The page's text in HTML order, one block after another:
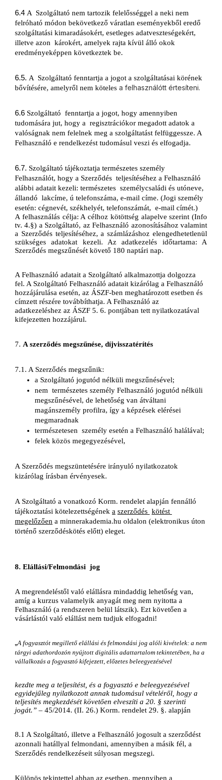
6.4 A Szolgáltató nem tartozik felelősséggel a neki nem
felróható módon bekövetkező váratlan eseményekből eredő
szolgáltatási kimaradásokért, esetleges adatveszteségekért,
illetve azon károkért, amelyek rajta kívül álló okok
eredményeképpen következtek be.
6.5. A
bővítésére, amelyről nem köteles a felhasználótt értesíteni.
6.6 Szolgáltató fenntartja a jogot, hogy amennyiben
tudomására jut, hogy a regisztrációkor megadott adatok a
valóságnak nem felelnek meg a szolgáltatást felfüggessze. A
Felhasználó e rendelkezést tudomásul veszi és elfogadja.
6.7. Szolgáltató tájékoztatja természetes személy
Felhasználót, hogy a Szerződés teljesítéséhez a Felhasználó
alábbi adatait kezeli: természetes személycsaládi és utóneve,
állandó
esetén: cégnevét, székhelyét, telefonszámát, e-mail címét.)
A felhasználás célja: A célhoz kötöttség alapelve szerint (Info
tv. 4.§) a Szolgáltató, az Felhasználó azonosításához valamint
a Szerződés teljesítéséhez, a számlázáshoz elengedhetetlenül
szükséges adatokat kezeli. Az adatkezelés időtartama: A
Szerződés megszűnését követő 180 naptári nap.
A Felhasználó adatait a Szolgáltató alkalmazottja dolgozza
fel. A Szolgáltató Felhasználó adatait kizárólag a Felhasználó
hozzájárulása esetén, az ÁSZF-ben meghatározott esetben és
címzett részére továbbíthatja. A Felhasználó az
adatkezeléshez az ÁSZF 5. 6. pontjában tett nyilatkozatával
kifejezetten hozzájárul.
7. A szerződés megszűnése, díjvisszatérítés
7.1. A Szerződés megszűnik:
a Szolgáltató jogutód nélküli megszűnésével;
nem természetes személy Felhasználó jogutód nélküli
megszűnésével, de lehetőség van átváltani
magánszemély profilra, így a képzések elérései
megmaradnak
természetesen személy esetén a Felhasználó halálával;
felek közös megegyezésével,
A Szerződés megszüntetésére irányuló nyilatkozatok
kizárólag írásban érvényesek.
A Szolgáltató a vonatkozó Korm. rendelet alapján fennálló
tájékoztatási kötelezettségének a szerződés kötést
megelőzően a minnerakademia.hu oldalon (elektronikus úton
történő szerződéskötés előtt) eleget.
8. Elállási/Felmondási jog
A megrendeléstől való elállásra mindaddig lehetőség van,
amíg a kurzus valamelyik anyagát meg nem nyitotta a
Felhasználó (a rendszeren belül látszik). Ezt követően a
vásárlástól való elállást nem tudjuk elfogadni!
„A fogyasztót megillető elállási és felmondási jog alóli kivételek: a nem
tárgyi adathordozón nyújtott digitális adattartalom tekintetében, ha a
vállalkozás a fogyasztó kifejezett, előzetes beleegyezésével
kezdte meg a teljesítést, és a fogyasztó e beleegyezésével
egyidejűleg nyilatkozott annak tudomásul vételéről, hogy a
teljesítés megkezdését követően elveszíti a 20. § szerinti
jogát.” – 45/2014. (II. 26.) Korm. rendelet 29. §. alapján
8.1 A Szolgáltató, illetve a Felhasználó jogosult a szerződést
azonnali hatállyal felmondani, amennyiben a másik fél, a
Szerződés rendelkezéseit súlyosan megszegi.
Különös tekintettel abban az esetben, mennyiben a